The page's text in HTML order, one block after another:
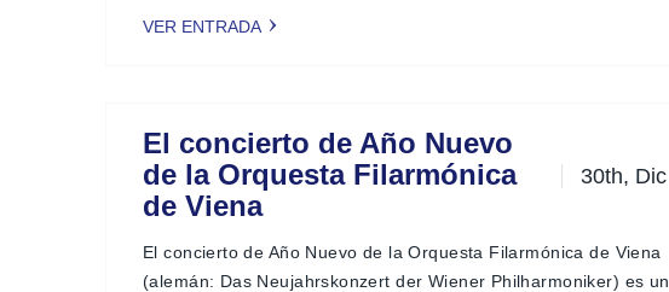
VER ENTRADA
El concierto de Año Nuevo
de la Orquesta Filarmónica
de Viena
30th, Dic
El concierto de Año Nuevo de la Orquesta Filarmónica de Viena
(alemán: Das Neujahrskonzert der Wiener Philharmoniker) es un